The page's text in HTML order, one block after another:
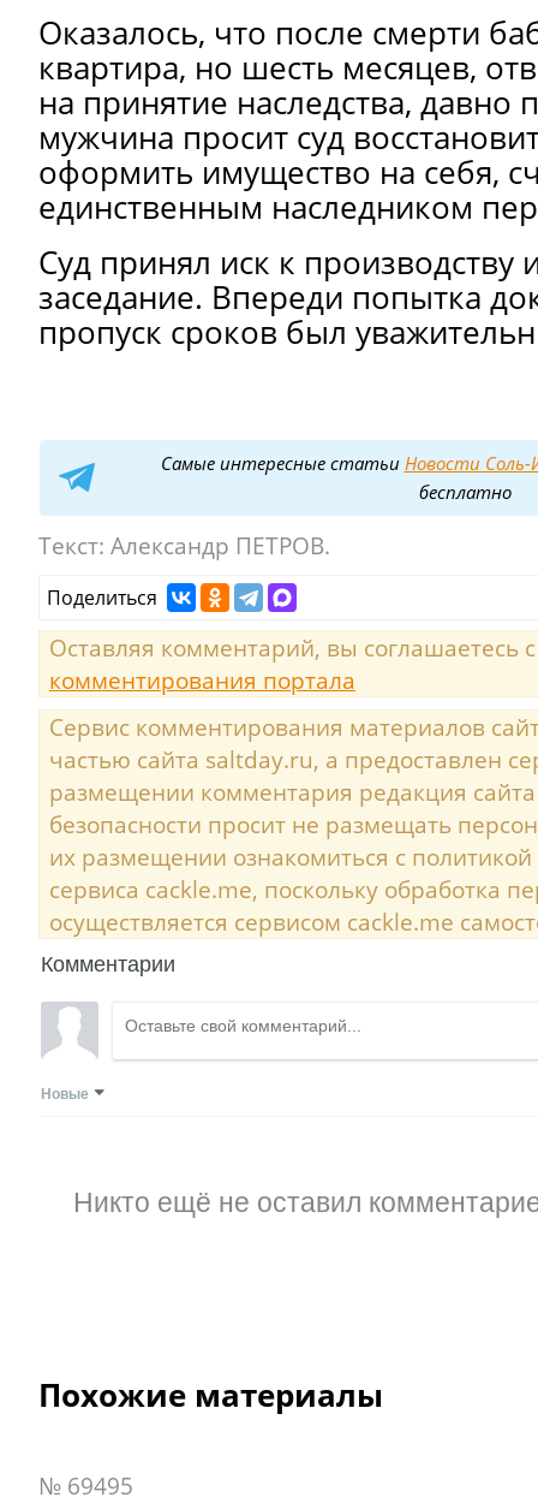
Оказалось, что после смерти
квартира, но шесть месяцев,
на принятие наследства,
мужчина просит суд
оформить имущество на себя,
единственным наследником
Суд принял иск к производству
заседание. Впереди попытка
пропуск сроков был
Самые интересные статьи Новости Соль-
бесплатно
Текст: Александр ПЕТРОВ.
Поделиться
Оставляя комментарий, вы соглашаетесь
комментирования портала
Сервис комментирования материалов
частью сайта saltday.ru, а предоставлен
размещении комментария редакция
безопасности просит не размещать
их размещении ознакомиться с
сервиса cackle.me, поскольку обработка
осуществляется сервисом cackle.me
Комментарии
Новые
Никто ещё не оставил
Похожие материалы
№ 69495